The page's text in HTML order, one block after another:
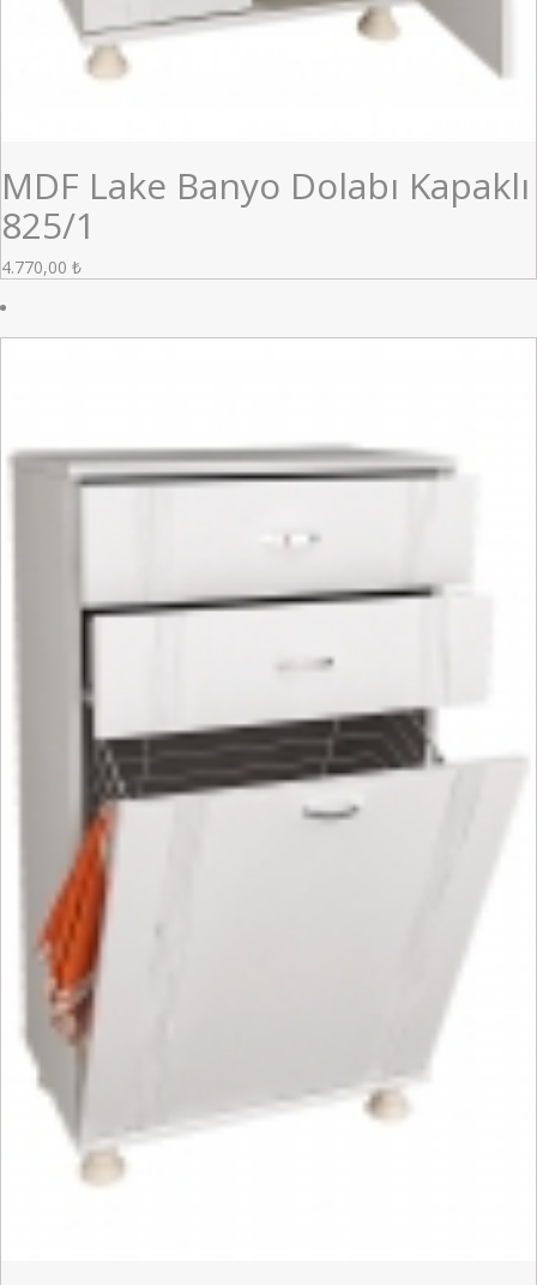
MDF Lake Banyo Dolabı Kapaklı
825/1
4.770,00 ₺